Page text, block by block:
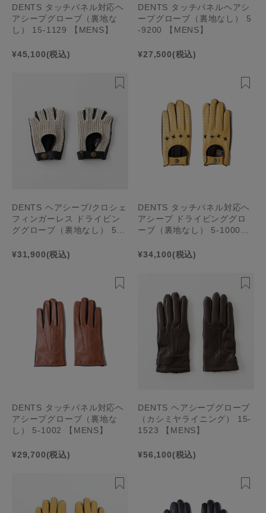
DENTS タッチパネル対応ヘ
アシープグローブ（裏地な
し） 15-1129 【MENS】
¥45,100(税込)
DENTS タッチパネルヘアシ
ープグローブ（裏地なし） 5
-9200 【MENS】
¥27,500(税込)
DENTS ヘアシープ/クロシェ
フィンガーレス ドライビン
ググローブ（裏地なし） 5-0
¥31,900(税込)
DENTS タッチパネル対応ヘ
アシープ ドライビンググロ
ーブ（裏地なし） 5-1000
¥34,100(税込)
DENTS タッチパネル対応ヘ
アシープグローブ（裏地な
し） 5-1002 【MENS】
¥29,700(税込)
DENTS ヘアシープグローブ
（カシミヤライニング） 15-
1523 【MENS】
¥56,100(税込)